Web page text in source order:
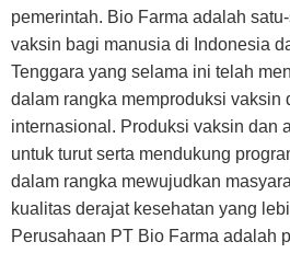
pemerintah. Bio Farma adalah
vaksin bagi manusia di Indonesia
Tenggara yang selama ini telah
dalam rangka memproduksi vaksin
internasional. Produksi vaksin dan
untuk turut serta mendukung
dalam rangka mewujudkan
kualitas derajat kesehatan yang
Perusahaan PT Bio Farma adalah